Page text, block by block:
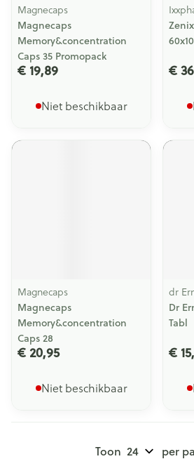
Magnecaps
Magnecaps
Memory&concentration
Caps 35 Promopack
€ 19,89
Niet beschikbaar
€
Magnecaps
Magnecaps
Memory&concentration
Caps 28
€ 20,95
Niet beschikbaar
dr
Dr
Tabl
€
Toon per